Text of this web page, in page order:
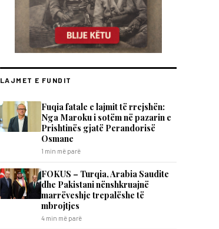
LAJMET E FUNDIT
Fuqia fatale e lajmit të rrejshën:
Nga Maroku i sotëm në pazarin e
Prishtinës gjatë Perandorisë
Osmane
1 min më parë
FOKUS – Turqia, Arabia Saudite
dhe Pakistani nënshkruajnë
marrëveshje trepalëshe të
mbrojtjes
4 min më parë